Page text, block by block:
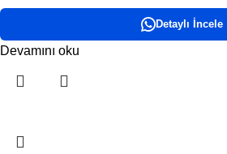
Detaylı İncele
Devamını oku